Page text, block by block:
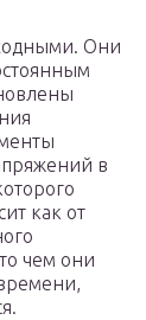
Они
в
как от
чем они